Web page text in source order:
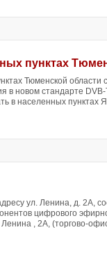
пунктах
Тюменской области
в новом стандарте DVB-
в населенных пунктах
ул. Ленина, д. 2А,
цифрового
Ленина , 2А, (торгово-